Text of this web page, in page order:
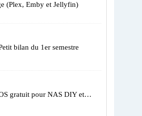
(Plex, Emby et Jellyfin)
bilan du 1er semestre
gratuit pour NAS DIY et…